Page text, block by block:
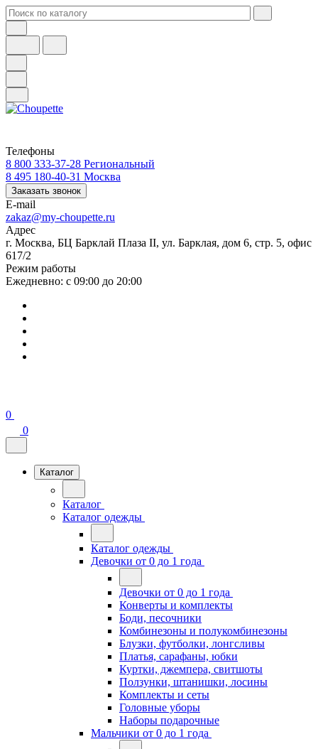
Телефоны
8 800 333-37-28 Региональный
8 495 180-40-31 Москва
Заказать звонок
E-mail
zakaz@my-choupette.ru
Адрес
г. Москва, БЦ Барклай Плаза II, ул. Барклая, дом 6, стр. 5, офис
617/2
Режим работы
Ежедневно: с 09:00 до 20:00
0
0
Каталог
Каталог
Каталог одежды
Каталог одежды
Девочки от 0 до 1 года
Девочки от 0 до 1 года
Конверты и комплекты
Боди, песочники
Комбинезоны и полукомбинезоны
Блузки, футболки, лонгсливы
Платья, сарафаны, юбки
Куртки, джемпера, свитшоты
Ползунки, штанишки, лосины
Комплекты и сеты
Головные уборы
Наборы подарочные
Мальчики от 0 до 1 года